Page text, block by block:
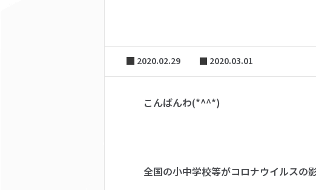
2020.02.29 2020.03.01
こんばんわ(*^^*)
全国の小中学校等がコロナウイルスの